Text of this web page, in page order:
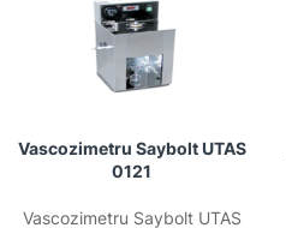
Vascozimetru Saybolt UTAS
0121
Vascozimetru Saybolt UTAS